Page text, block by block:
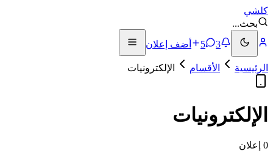
كلشي
بحث...
3
5 أضف إعلان
الرئيسية الأقسام الإلكترونيات
الإلكترونيات
0 إعلان